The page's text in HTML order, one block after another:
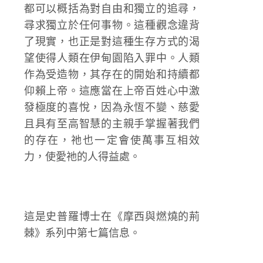
都可以概括為對自由和獨立的追尋，
尋求獨立於任何事物。這種觀念違背
了現實，也正是對這種生存方式的渴
望使得人類在伊甸園陷入罪中。人類
作為受造物，其存在的開始和持續都
仰賴上帝。這應當在上帝百姓心中激
發極度的喜悅，因為永恆不變、慈愛
且具有至高智慧的主親手掌握著我們
的存在，祂也一定會使萬事互相效
力，使愛祂的人得益處。
這是史普羅博士在《摩西與燃燒的荊
棘》系列中第七篇信息。